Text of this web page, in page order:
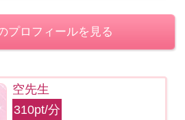
プロフィールを見る
空先生
310pt/分